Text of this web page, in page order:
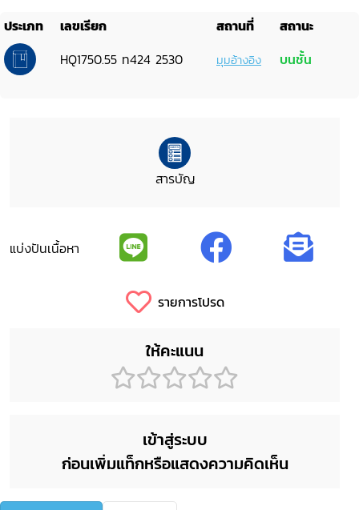
ประเภท เลขเรียก สถานที่
สถานะ
HQ1750.55 ท424 2530
มุมอ้างอิง บนชั้น
สารบัญ
แบ่งปันเนื้อหา
รายการโปรด
ให้คะแนน
เข้าสู่ระบบ
ก่อนเพิ่มแท็กหรือแสดงความคิดเห็น